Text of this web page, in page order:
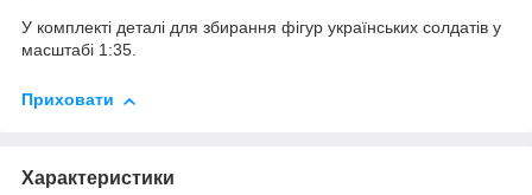
У комплекті деталі для збирання фігур українських солдатів у
масштабі 1:35.
Приховати
Характеристики